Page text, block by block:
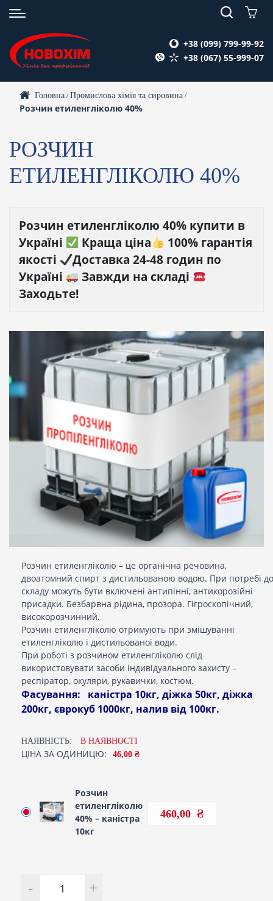
+38 (099) 799-99-92
+38 (067) 55-999-07
Головна /Промислова хімія та сировина /
Розчин етиленгліколю 40%
РОЗЧИН
ЕТИЛЕНГЛІКОЛЮ 40%
Розчин етиленгліколю 40% купити в
Україні
Краща ціна
100% гарантія
якості
Доставка 24-48 годин по
Україні
Завжди на складі
Заходьте!
Розчин етиленгліколю – це органічна речовина,
двоатомний спирт з дистильованою водою. При потребі до
складу можуть бути включені антипінні, антикорозійні
присадки. Безбарвна рідина, прозора. Гігроскопічний,
високорозчинний.
Розчин етиленгліколю отримують при змішуванні
етиленгліколю і дистильованої води.
При роботі з розчином етиленгліколю слід
використовувати засоби індивідуального захисту –
респіратор, окуляри, рукавички, костюм.
Фасування: каністра 10кг, діжка 50кг, діжка
200кг, єврокуб 1000кг, налив від 100кг.
Розчин
етиленгліколю
40% – каністра
10кг
460,00
НАЯВНІСТЬ: В НАЯВНОСТI
ЦІНА ЗА ОДИНИЦЮ: 46,00 ₴